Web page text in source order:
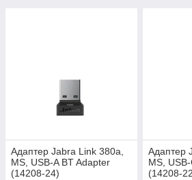
Адаптер Jabra Link 380a,
MS, USB-A BT Adapter
(14208-24)
Адаптер
MS,
(14208-